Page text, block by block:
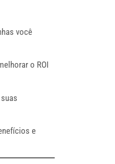
você
o ROI
e